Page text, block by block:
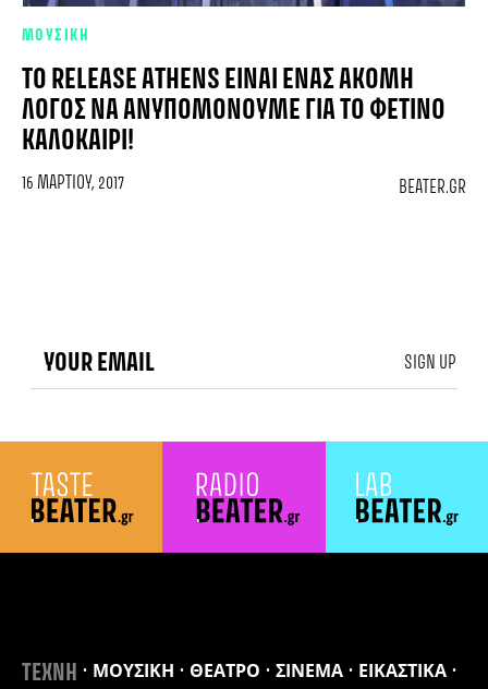
ΜΟΥΣΙΚΗ
TO RELEASE ATHENS ΕΊΝΑΙ ΈΝΑΣ ΑΚΌΜΗ
ΛΌΓΟΣ ΝΑ ΑΝΥΠΟΜΟΝΟΎΜΕ ΓΙΑ ΤΟ ΦΕΤΙΝΌ
ΚΑΛΟΚΑΊΡΙ!
16 ΜΑΡΤΊΟΥ, 2017 BEATER.GR
ΤΕΧΝΗ ΜΟΥΣΙΚΗ ΘΕΑΤΡΟ ΣΙΝΕΜΑ
ΕΙΚΑΣΤΙΚΑ
SIGN UP